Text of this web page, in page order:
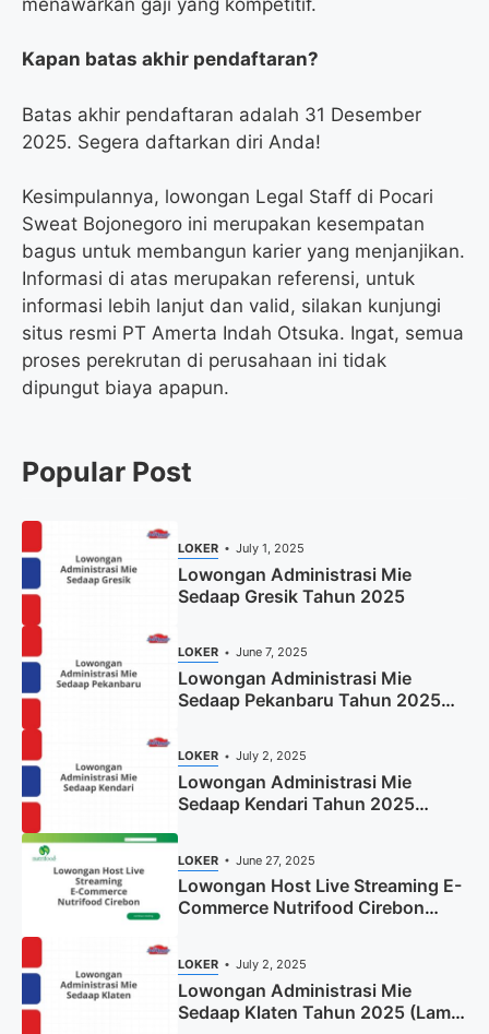
Kapan batas akhir pendaftaran?
Batas akhir pendaftaran adalah 31 Desember
2025. Segera daftarkan diri Anda!
Kesimpulannya, lowongan Legal Staff di Pocari
Sweat Bojonegoro ini merupakan kesempatan
bagus untuk membangun karier yang menjanjikan.
Informasi di atas merupakan referensi, untuk
informasi lebih lanjut dan valid, silakan kunjungi
situs resmi PT Amerta Indah Otsuka. Ingat, semua
proses perekrutan di perusahaan ini tidak
dipungut biaya apapun.
Popular Post
LOKER July 1, 2025
Lowongan Administrasi Mie
Sedaap Gresik Tahun 2025
LOKER June 7, 2025
Lowongan Administrasi Mie
Sedaap Pekanbaru Tahun 2025
LOKER July 2, 2025
Lowongan Administrasi Mie
Sedaap Kendari Tahun 2025
LOKER June 27, 2025
Lowongan Host Live Streaming E-
Commerce Nutrifood Cirebon
LOKER July 2, 2025
Lowongan Administrasi Mie
Sedaap Klaten Tahun 2025 (Lamar